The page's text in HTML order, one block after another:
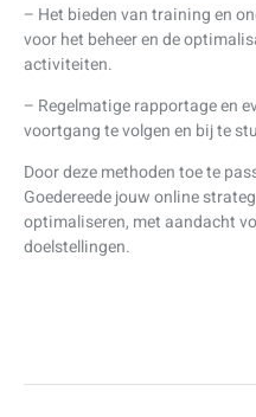
– Het bieden van training en
voor het beheer en de
activiteiten.
– Regelmatige rapportage en
voortgang te volgen en bij te
Door deze methoden toe te
Goedereede jouw online
optimaliseren, met aandacht
doelstellingen.